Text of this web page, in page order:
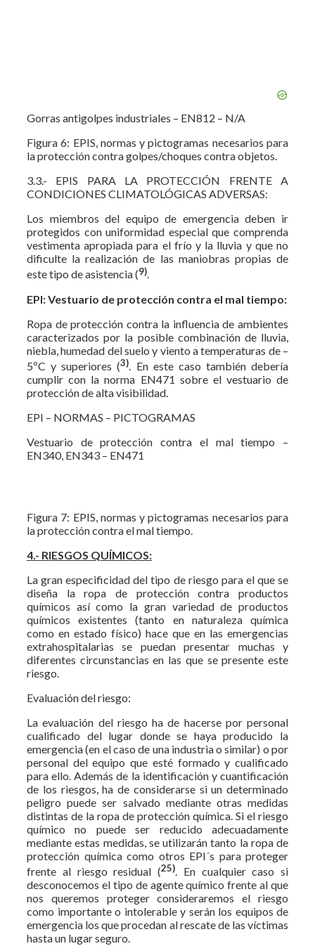
Gorras antigolpes industriales – EN812 – N/A
Figura 6: EPIS, normas y pictogramas necesarios para
la protección contra golpes/choques contra objetos.
3.3.- EPIS PARA LA PROTECCIÓN FRENTE A
CONDICIONES CLIMATOLÓGICAS ADVERSAS:
Los miembros del equipo de emergencia deben ir
protegidos con uniformidad especial que comprenda
vestimenta apropiada para el frío y la lluvia y que no
dificulte la realización de las maniobras propias de
este tipo de asistencia (9).
EPI: Vestuario de protección contra el mal tiempo:
Ropa de protección contra la influencia de ambientes
caracterizados por la posible combinación de lluvia,
niebla, humedad del suelo y viento a temperaturas de –
5ºC y superiores (3). En este caso también debería
cumplir con la norma EN471 sobre el vestuario de
protección de alta visibilidad.
EPI – NORMAS – PICTOGRAMAS
Vestuario de protección contra el mal tiempo –
EN340, EN343 – EN471
Figura 7: EPIS, normas y pictogramas necesarios para
la protección contra el mal tiempo.
4.- RIESGOS QUÍMICOS:
La gran especificidad del tipo de riesgo para el que se
diseña la ropa de protección contra productos
químicos así como la gran variedad de productos
químicos existentes (tanto en naturaleza química
como en estado físico) hace que en las emergencias
extrahospitalarias se puedan presentar muchas y
diferentes circunstancias en las que se presente este
riesgo.
Evaluación del riesgo:
La evaluación del riesgo ha de hacerse por personal
cualificado del lugar donde se haya producido la
emergencia (en el caso de una industria o similar) o por
personal del equipo que esté formado y cualificado
para ello. Además de la identificación y cuantificación
de los riesgos, ha de considerarse si un determinado
peligro puede ser salvado mediante otras medidas
distintas de la ropa de protección química. Si el riesgo
químico no puede ser reducido adecuadamente
mediante estas medidas, se utilizarán tanto la ropa de
protección química como otros EPI´s para proteger
frente al riesgo residual (25). En cualquier caso si
desconocemos el tipo de agente químico frente al que
nos queremos proteger consideraremos el riesgo
como importante o intolerable y serán los equipos de
emergencia los que procedan al rescate de las víctimas
hasta un lugar seguro.